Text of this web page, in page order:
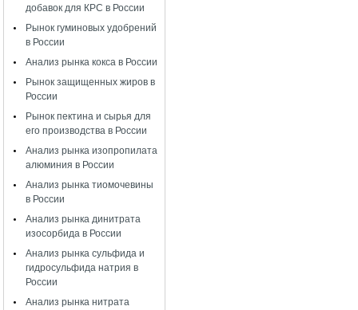
добавок для КРС в России
Рынок гуминовых удобрений
в России
Анализ рынка кокса в России
Рынок защищенных жиров в
России
Рынок пектина и сырья для
его производства в России
Анализ рынка изопропилата
алюминия в России
Анализ рынка тиомочевины
в России
Анализ рынка динитрата
изосорбида в России
Анализ рынка сульфида и
гидросульфида натрия в
России
Анализ рынка нитрата